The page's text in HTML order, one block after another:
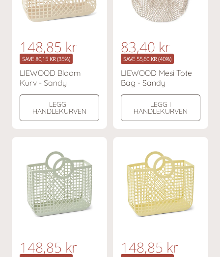
V
a
n
l
i
g
r
n
e
d
s
a
t
148,85 kr
SAVE 80,15 KR (35%)
LIEWOOD Bloom
Kurv - Sandy
LEGG I
HANDLEKURVEN
V
a
n
l
i
g
r
n
e
d
s
a
t
83,40 kr
SAVE 55,60 KR (40%)
LIEWOOD Mesi Tote
Bag - Sandy
LEGG I
HANDLEKURVEN
V
n
148,85 kr V
n
148,85 kr